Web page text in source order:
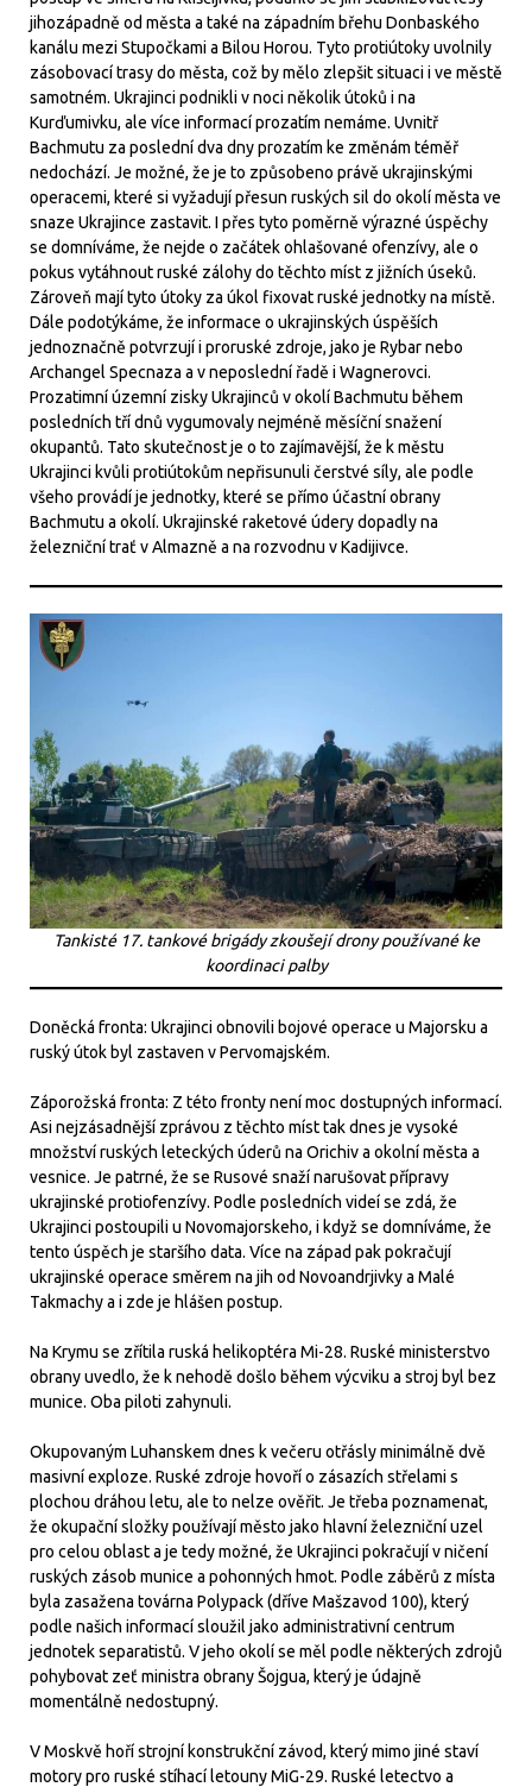
jihozápadně od města a také na západním břehu Donbaského
kanálu mezi Stupočkami a Bilou Horou. Tyto protiútoky uvolnily
zásobovací trasy do města, což by mělo zlepšit situaci i ve městě
samotném. Ukrajinci podnikli v noci několik útoků i na
Kurďumivku, ale více informací prozatím nemáme. Uvnitř
Bachmutu za poslední dva dny prozatím ke změnám téměř
nedochází. Je možné, že je to způsobeno právě ukrajinskými
operacemi, které si vyžadují přesun ruských sil do okolí města ve
snaze Ukrajince zastavit. I přes tyto poměrně výrazné úspěchy
se domníváme, že nejde o začátek ohlašované ofenzívy, ale o
pokus vytáhnout ruské zálohy do těchto míst z jižních úseků.
Zároveň mají tyto útoky za úkol fixovat ruské jednotky na místě.
Dále podotýkáme, že informace o ukrajinských úspěších
jednoznačně potvrzují i proruské zdroje, jako je Rybar nebo
Archangel Specnaza a v neposlední řadě i Wagnerovci.
Prozatimní územní zisky Ukrajinců v okolí Bachmutu během
posledních tří dnů vygumovaly nejméně měsíční snažení
okupantů. Tato skutečnost je o to zajímavější, že k městu
Ukrajinci kvůli protiútokům nepřisunuli čerstvé síly, ale podle
všeho provádí je jednotky, které se přímo účastní obrany
Bachmutu a okolí. Ukrajinské raketové údery dopadly na
železniční trať v Almazně a na rozvodnu v Kadijivce.
Tankisté 17. tankové brigády zkoušejí drony používané ke
koordinaci palby
Doněcká fronta: Ukrajinci obnovili bojové operace u Majorsku a
ruský útok byl zastaven v Pervomajském.
Záporožská fronta: Z této fronty není moc dostupných informací.
Asi nejzásadnější zprávou z těchto míst tak dnes je vysoké
množství ruských leteckých úderů na Orichiv a okolní města a
vesnice. Je patrné, že se Rusové snaží narušovat přípravy
ukrajinské protiofenzívy. Podle posledních videí se zdá, že
Ukrajinci postoupili u Novomajorskeho, i když se domníváme, že
tento úspěch je staršího data. Více na západ pak pokračují
ukrajinské operace směrem na jih od Novoandrjivky a Malé
Takmachy a i zde je hlášen postup.
Na Krymu se zřítila ruská helikoptéra Mi-28. Ruské ministerstvo
obrany uvedlo, že k nehodě došlo během výcviku a stroj byl bez
munice. Oba piloti zahynuli.
Okupovaným Luhanskem dnes k večeru otřásly minimálně dvě
masivní exploze. Ruské zdroje hovoří o zásazích střelami s
plochou dráhou letu, ale to nelze ověřit. Je třeba poznamenat,
že okupační složky používají město jako hlavní železniční uzel
pro celou oblast a je tedy možné, že Ukrajinci pokračují v ničení
ruských zásob munice a pohonných hmot. Podle záběrů z místa
byla zasažena továrna Polypack (dříve Mašzavod 100), který
podle našich informací sloužil jako administrativní centrum
jednotek separatistů. V jeho okolí se měl podle některých zdrojů
pohybovat zeť ministra obrany Šojgua, který je údajně
momentálně nedostupný.
V Moskvě hoří strojní konstrukční závod, který mimo jiné staví
motory pro ruské stíhací letouny MiG-29. Ruské letectvo a